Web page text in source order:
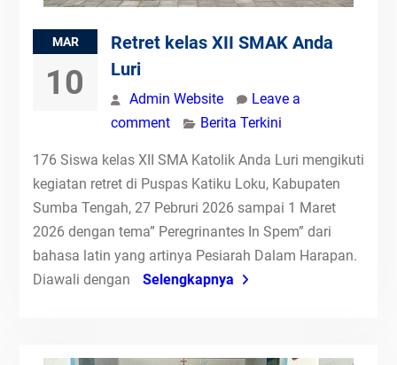
MAR
10
Retret kelas XII SMAK Anda
Luri
Admin Website
Leave a
comment
Berita Terkini
176 Siswa kelas XII SMA Katolik Anda Luri mengikuti
kegiatan retret di Puspas Katiku Loku, Kabupaten
Sumba Tengah, 27 Pebruri 2026 sampai 1 Maret
2026 dengan tema” Peregrinantes In Spem” dari
bahasa latin yang artinya Pesiarah Dalam Harapan.
Diawali dengan
Selengkapnya